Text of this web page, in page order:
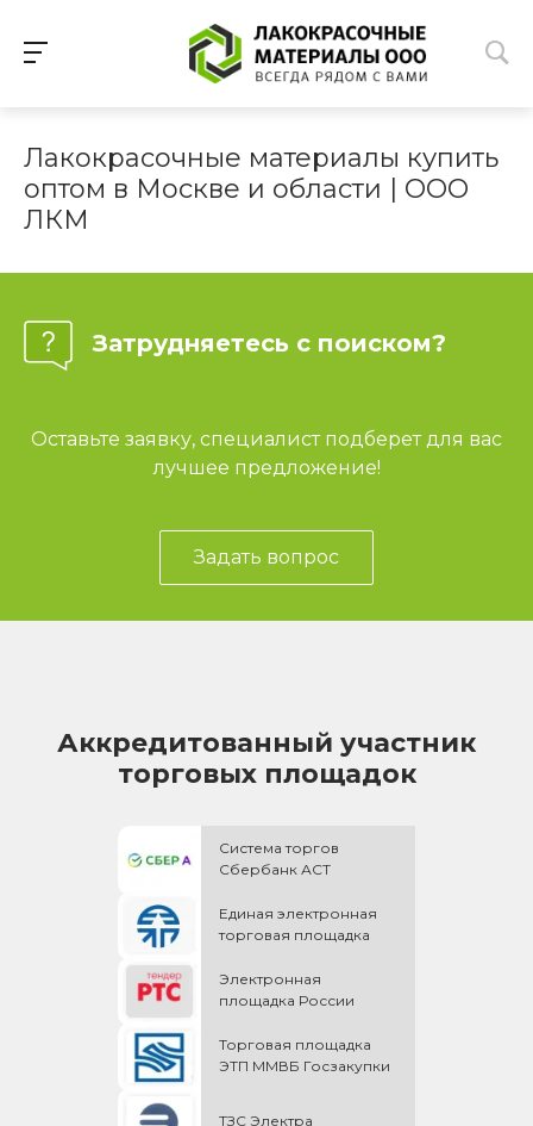
Лакокрасочные материалы купить
оптом в Москве и области | ООО
ЛКМ
Затрудняетесь с поиском?
Оставьте заявку, специалист подберет для вас
лучшее предложение!
Задать вопрос
Аккредитованный участник
торговых площадок
Система торгов
Сбербанк АСТ
Единая электронная
торговая площадка
Электронная
площадка России
Торговая площадка
ЭТП ММВБ Госзакупки
ТЗС Электра